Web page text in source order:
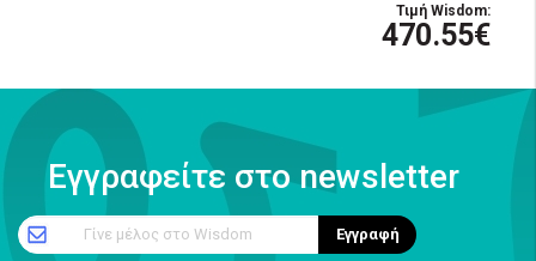
Τιμή Wisdom:
470.55€
Εγγραφείτε στο newsletter
Γίνε μέλος στο Wisdom Εγγραφή